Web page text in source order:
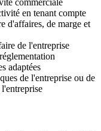
en tenant compte
d'affaires, de marge et
de l'entreprise
adaptées
de l'entreprise ou de